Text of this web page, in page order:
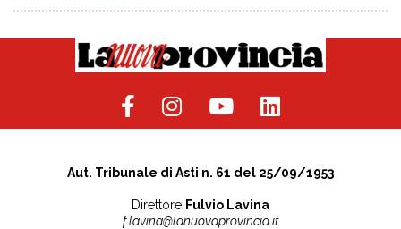
Aut. Tribunale di Asti n. 61 del 25/09/1953
Direttore Fulvio Lavina
f.lavina@lanuovaprovincia.it